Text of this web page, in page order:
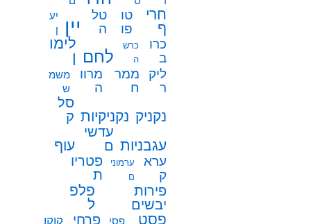
חרי
ף
טו
פו
טל
ה
יין
יע
ן
כרו
ב
כרש
ה
לחם
לימו
ן
ליק
ר
ממר
ח
מרוו
ה
משמ
ש
נקניק נקניקיות
סל
ק
עגבניות
עדשי
ם
עוף
ערא
ק
ערמוני
ם
פטריו
ת
פירות
יבשים
פלפ
ל
פסט
פסי
פרחי
קוקו